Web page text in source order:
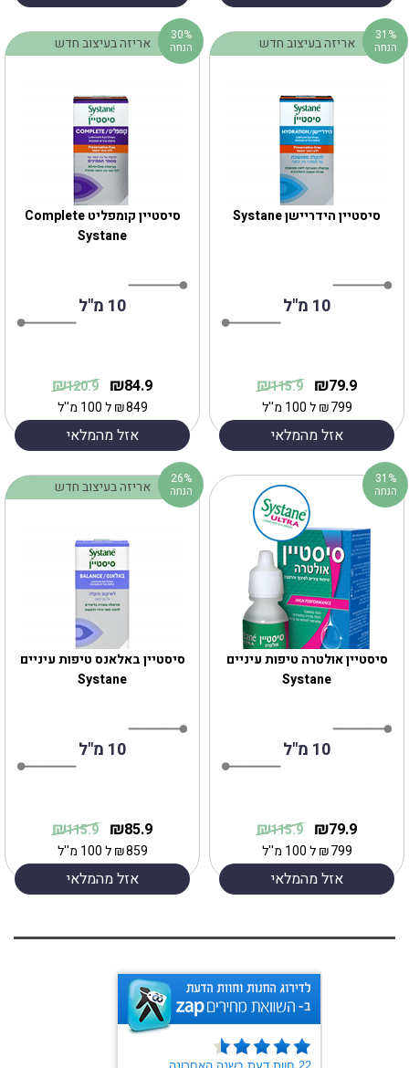
‎סיסטיין קומפליט Complete
Systane
10 מ"ל
אריזה בעיצוב חדש
84.9
₪
120.9
₪
849
₪ל 100 מ''ל
אזל מהמלאי
30%
הנחה
סיסטיין הידריישן Systane
10 מ"ל
אריזה בעיצוב חדש
79.9
₪
115.9
₪
799
₪ל 100 מ''ל
אזל מהמלאי
31%
הנחה
סיסטיין באלאנס טיפות עיניים
Systane
10 מ"ל
אריזה בעיצוב חדש
85.9
₪
115.9
₪
859
₪ל 100 מ''ל
אזל מהמלאי
26%
הנחה
סיסטיין אולטרה טיפות עיניים
Systane
10 מ"ל
79.9
₪
115.9
₪
799
₪ל 100 מ''ל
אזל מהמלאי
31%
הנחה